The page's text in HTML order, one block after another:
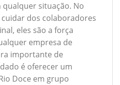
situação. No
dos colaboradores
eles são a força
empresa de
importante de
é oferecer um
Doce em grupo